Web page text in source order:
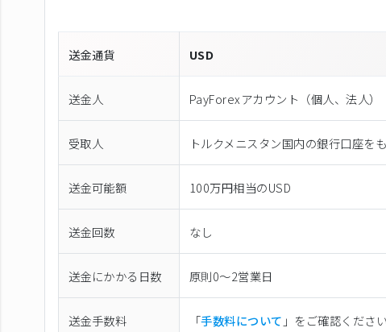
送金通貨 USD
送金人 PayForexアカウント（個⼈、法⼈）
受取人 トルクメニスタン国内の銀行口座を
送金可能額 100万円相当のUSD
送金回数 なし
送金にかかる日数 原則0〜2営業日
送金手数料 「手数料について 」をご確認ください